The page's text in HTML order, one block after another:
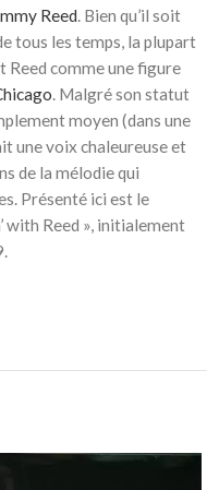
Reed. Bien qu’il soit
tous les temps, la plupart
Reed comme une figure
. Malgré son statut
moyen (dans une
une voix chaleureuse et
de la mélodie qui
Présenté ici est le
with Reed », initialement